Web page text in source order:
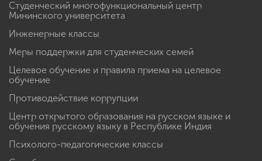
Студенческий многофункциональный центр
Мининского университета
Инженерные классы
Меры поддержки для студенческих семей
Целевое обучение и правила приема на целевое
обучение
Противодействие коррупции
Центр открытого образования на русском языке и
обучения русскому языку в Республике Индия
Психолого-педагогические классы